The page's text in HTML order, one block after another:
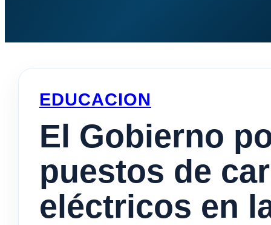
EDUCACION
El Gobierno
puestos de
eléctricos en